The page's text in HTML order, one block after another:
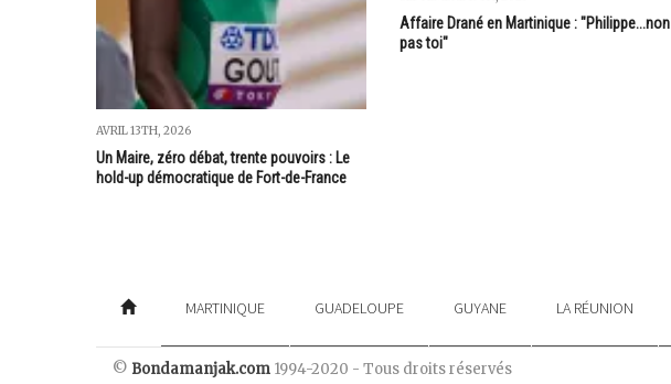
AVRIL 13TH, 2026
Un Maire, zéro débat, trente pouvoirs : Le
hold-up démocratique de Fort-de-France
Affaire Drané en Martinique : "Philippe...non
pas toi"
MARTINIQUE GUADELOUPE GUYANE LA RÉUNION
© Bondamanjak.com 1994-2020 - Tous droits réservés